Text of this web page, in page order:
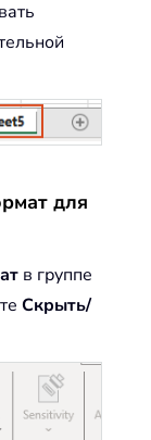
для
в группе
Скрыть/